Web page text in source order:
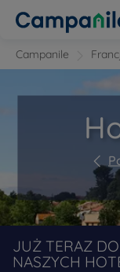
Campanile
JUŻ TERAZ
NASZYCH